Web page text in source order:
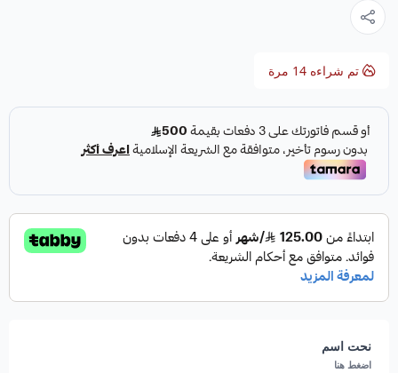
ومميزة تسر كل من رأها وتجعل مناسبتكم حدث لا
المواصفات:
صحن من الفواكه الطازجة اللذيذة يحتوي على
شمام ، كيوي ، اناناس ، برتقال ، فراولة ، عنب اسود
تكفي 250 فرد.
القسم:الأبراج
تنبيه ..
خدمة العملاء )))
تم شراءه 14 مرة
نحت اسم
اضغط هنا